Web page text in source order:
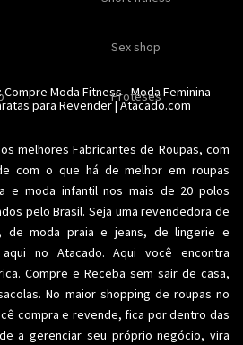
Moda praia
Acessórios femininos
Soutiens
Modeladores
Sex shop
Proteses
Compre Moda Fitness-Moda Feminina -
para Revender| Atacado.com
os melhoresFabricantes de Roupas, com
com o que há de melhor em roupas
e moda infantil nos mais de 20 polos
pelo Brasil. Seja uma revendedora de
de moda praia e jeans, de lingerie e
no Atacado. Aqui você encontra
Compre e Receba sem sair de casa,
No maior shopping de roupas no
compra e revende, fica por dentro das
a gerenciar seu próprio negócio, vira